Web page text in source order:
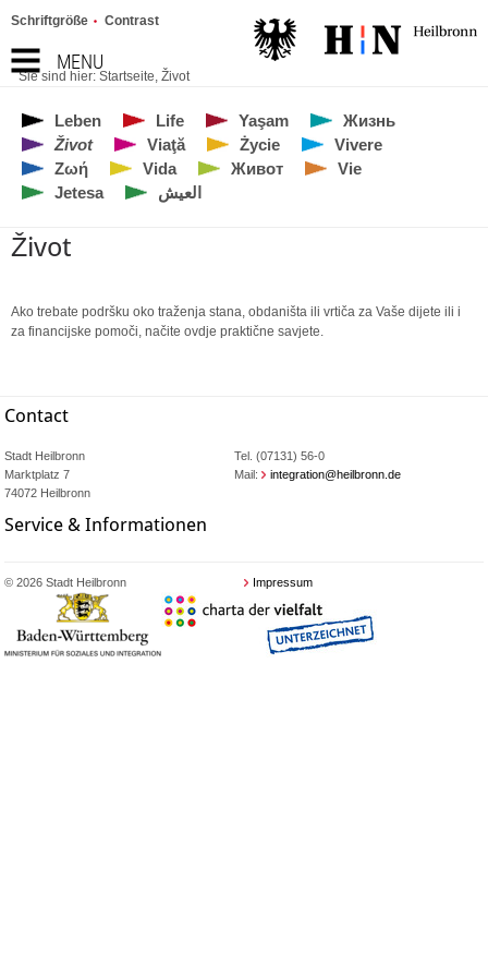
MENU
Schriftgröße Contrast
Sie sind hier: Startseite, Život
Leben Life Yaşam
Жизнь
Život
Viaţă Życie
Vivere
Ζωή
Vida Живот
Vie
Jetesa
العيش
Život
Ako trebate podršku oko traženja stana, obdaništa ili vrtiča za Vaše dijete ili i
za financijske pomoči, načite ovdje praktične savjete.
Contact
Stadt Heilbronn
Marktplatz 7
74072 Heilbronn
Tel. (07131) 56-0
Mail:
integration@heilbronn.de
Service & Informationen
© 2026 Stadt Heilbronn Impressum